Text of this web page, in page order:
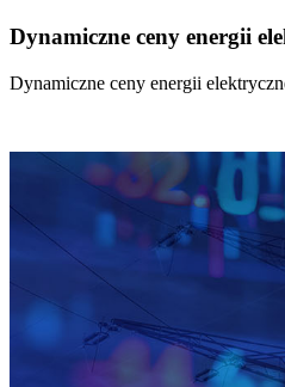
Dynamiczne ceny energii
Dynamiczne ceny energii